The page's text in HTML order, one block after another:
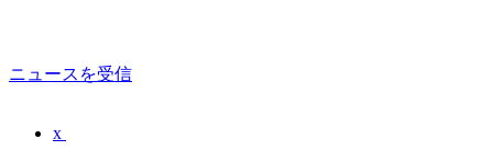
ニュースを受信
x